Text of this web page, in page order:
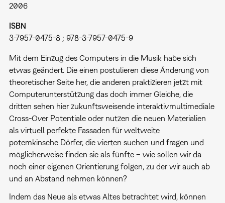
2006
ISBN
3-7957-0475-8 ; 978-3-7957-0475-9
Mit dem Einzug des Computers in die Musik habe sich
etwas geändert. Die einen postulieren diese Änderung von
theoretischer Seite her, die anderen praktizieren jetzt mit
Computerunterstützung das doch immer Gleiche, die
dritten sehen hier zukunftsweisende interaktivmultimediale
Cross-Over Potentiale oder nutzen die neuen Materialien
als virtuell perfekte Fassaden für weltweite
potemkinsche Dörfer, die vierten suchen und fragen und
möglicherweise finden sie als fünfte – wie sollen wir da
noch einer eigenen Orientierung folgen, zu der wir auch ab
und an Abstand nehmen können?
Indem das Neue als etwas Altes betrachtet wird, können